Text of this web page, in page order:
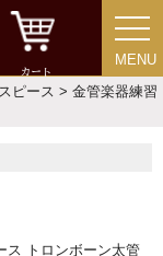
カート
MENU
MENU
ピース > 金管楽器練習
ス トロンボーン太管